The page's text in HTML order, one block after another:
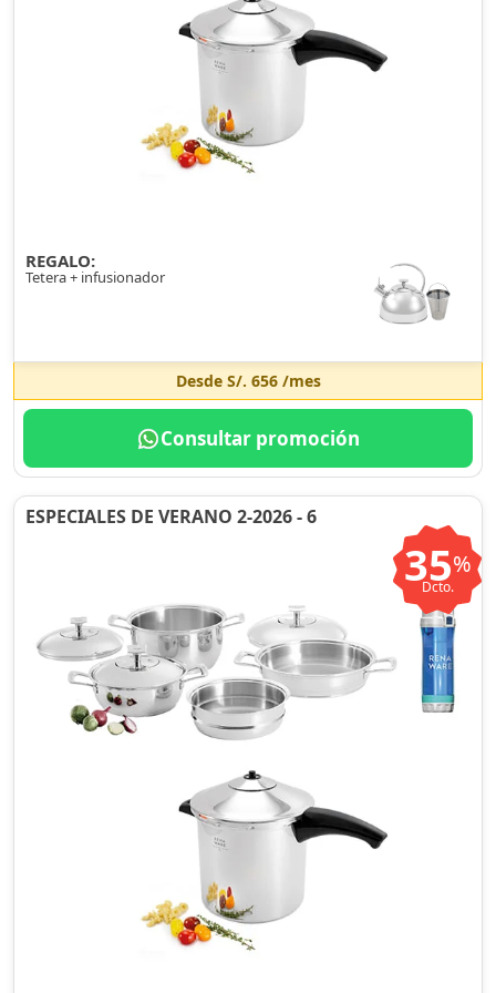
REGALO:
Tetera + infusionador
Desde S/. 656/mes
Consultar promoción
ESPECIALES DE VERANO 2-2026 - 6
35%
Dcto.